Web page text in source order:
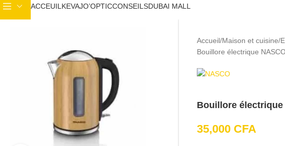
ACCEUIL KEVAJO’OPTICCONSEILSDUBAI MALL
Accueil Maison et cuisine
Bouillore électrique
Bouillore électrique
35,000 CFA